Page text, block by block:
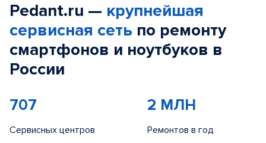
Pedant.ru — крупнейшая
сервисная сеть по ремонту
смартфонов и ноутбуков в
России
707
Сервисных центров
2 МЛН
Ремонтов в год